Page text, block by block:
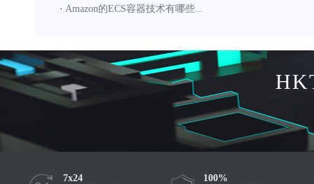
· Amazon的ECS容器技术有哪些...
7x24
100%